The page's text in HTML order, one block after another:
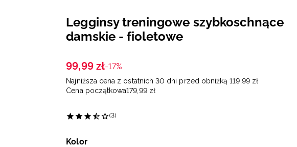
Legginsy treningowe szybkoschnące
damskie - fioletowe
99,99 zł-17%
Najniższa cena z ostatnich 30 dni przed obniżką 119 99 zł
Cena początkowa179 99 zł
(3)
Kolor